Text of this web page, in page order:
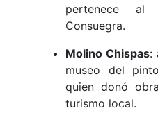
pertenece al
Consuegra.
Molino Chispas:
museo del
quien donó
turismo local.